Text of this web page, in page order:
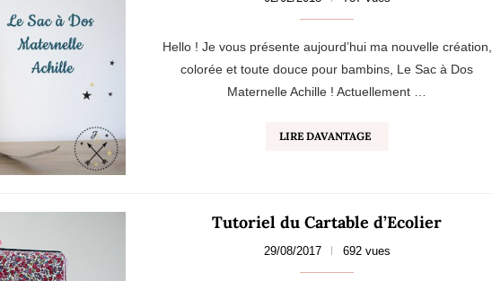
Hello ! Je vous présente aujourd’hui ma nouvelle création,
colorée et toute douce pour bambins, Le Sac à Dos
Maternelle Achille ! Actuellement …
LIRE DAVANTAGE
Tutoriel du Cartable d’Ecolier
29/08/2017 692 vues